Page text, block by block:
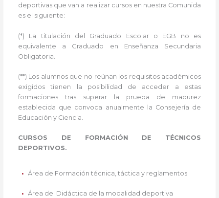
deportivas que van a realizar cursos en nuestra Comunida
es el siguiente:
(*) La titulación del Graduado Escolar o EGB no es
equivalente a Graduado en Enseñanza Secundaria
Obligatoria.
(**) Los alumnos que no reúnan los requisitos académicos
exigidos tienen la posibilidad de acceder a estas
formaciones tras superar la prueba de madurez
establecida que convoca anualmente la Consejería de
Educación y Ciencia.
CURSOS DE FORMACIÓN DE TÉCNICOS
DEPORTIVOS.
Área de Formación técnica, táctica y reglamentos
Área del Didáctica de la modalidad deportiva